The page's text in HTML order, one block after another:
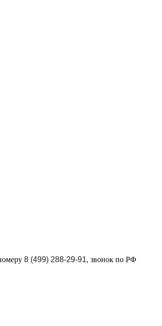
8 (499) 288-29-91, звонок по РФ